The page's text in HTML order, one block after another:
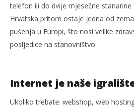
telefon ili do dvije mjesečne stanarine
Hrvatska pritom ostaje jedna od
pušenja u Europi, što nosi velike
posljedice na stanovništvo.
Internet je naše
Ukoliko trebate: webshop, web